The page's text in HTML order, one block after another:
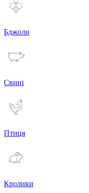
Бджоли
Свині
Птиця
Кролики